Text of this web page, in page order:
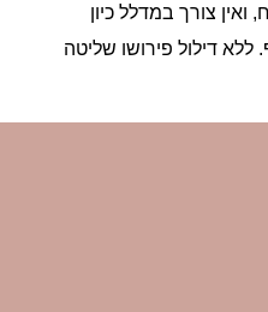
בכל משלוח, ואין צורך במדלל כיון
דילול פירושו שליטה